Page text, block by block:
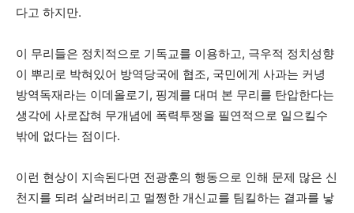
다고 하지만.
이 무리들은 정치적으로 기독교를 이용하고, 극우적 정치성향
이 뿌리로 박혀있어 방역당국에 협조, 국민에게 사과는 커녕
방역독재라는 이데올로기, 핑계를 대며 본 무리를 탄압한다는
생각에 사로잡혀 무개념에 폭력투쟁을 필연적으로 일으킬수
밖에 없다는 점이다.
이런 현상이 지속된다면 전광훈의 행동으로 인해 문제 많은 신
천지를 되려 살려버리고 멀쩡한 개신교를 팀킬하는 결과를 낳